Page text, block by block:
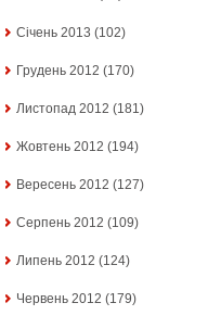
Січень 2013 (102)
Грудень 2012 (170)
Листопад 2012 (181)
Жовтень 2012 (194)
Вересень 2012 (127)
Серпень 2012 (109)
Липень 2012 (124)
Червень 2012 (179)